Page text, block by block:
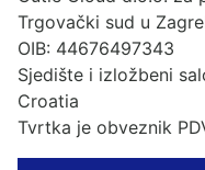
Trgovački sud u
OIB: 44676497343
Sjedište i izložbeni
Croatia
Tvrtka je obveznik